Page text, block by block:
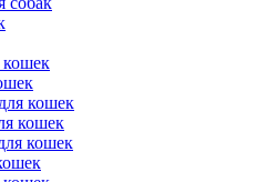
кошек
кошек
кошек
кошек